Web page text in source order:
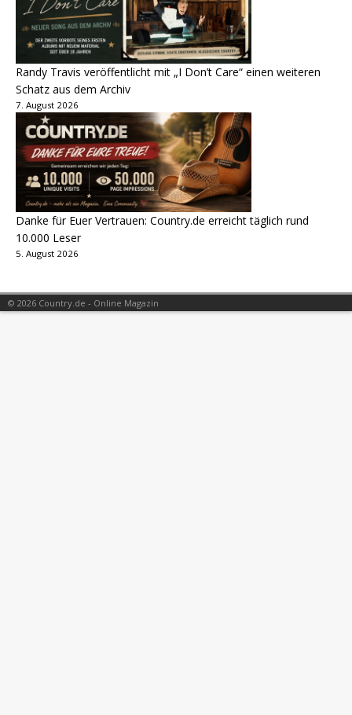
Randy Travis veröffentlicht mit „I Don’t Care“ einen weiteren
Schatz aus dem Archiv
7. August 2026
Danke für Euer Vertrauen: Country.de erreicht täglich rund
10.000 Leser
5. August 2026
© 2026 Country.de - Online Magazin